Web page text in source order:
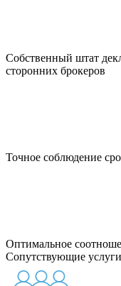
Собственный штат
сторонних брокеров
Точное соблюдение
Оптимальное
Сопутствующие услуги